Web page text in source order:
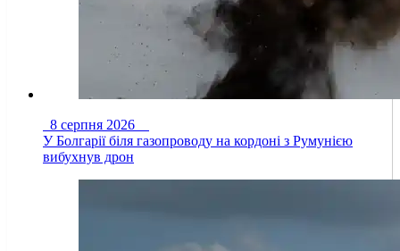
8 серпня 2026
У Болгарії біля газопроводу на кордоні з Румунією
вибухнув дрон